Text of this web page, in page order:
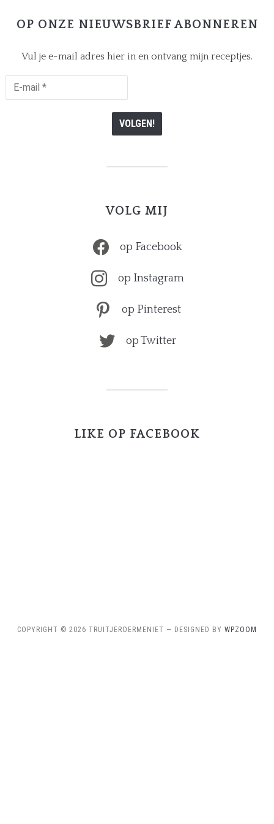
OP ONZE NIEUWSBRIEF ABONNEREN
Vul je e-mail adres hier in en ontvang mijn receptjes.
E-
VOLG MIJ
op Facebook
op Instagram
op Pinterest
op Twitter
LIKE OP FACEBOOK
COPYRIGHT © 2026 TRUITJEROERMENIET — DESIGNED BY WPZOOM